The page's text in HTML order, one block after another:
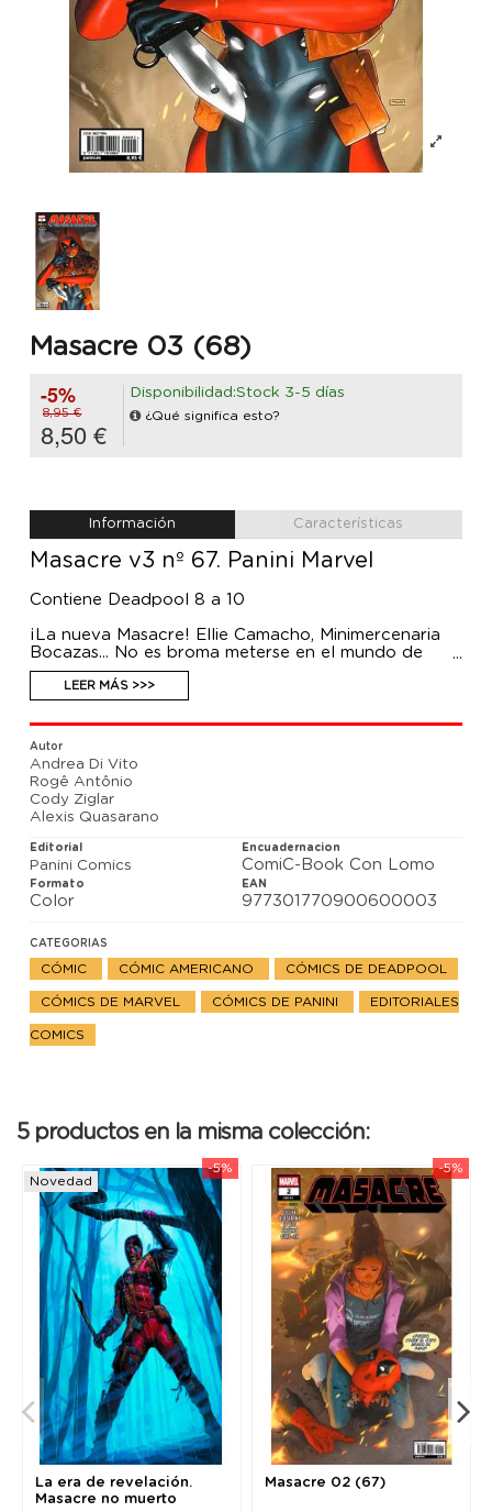
Masacre 03 (68)
-5%
8,95 €
8,50 €
Disponibilidad:Stock 3-5 días
¿Qué significa esto?
Información Características
Masacre v3 nº 67. Panini Marvel
Contiene Deadpool 8 a 10
¡La nueva Masacre! Ellie Camacho, Minimercenaria
Bocazas... No es broma meterse en el mundo de
Wade, pero Ellie y Princesa van a repartir estopa de
la buena y hacerse un nombre por ellas mismas,
ahora que el Masacre original está fuera de juego.
LEER MÁS >>>
Autor
Andrea Di Vito
Rogê Antônio
Cody Ziglar
Alexis Quasarano
Editorial
Panini Comics
Encuadernacion
ComiC-Book Con Lomo
Formato
Color
EAN
977301770900600003
CATEGORIAS
CÓMIC CÓMIC AMERICANO CÓMICS DE DEADPOOL
CÓMICS DE MARVEL CÓMICS DE PANINI EDITORIALES
COMICS
5 productos en la misma colección:
-5%
Novedad
La era de revelación.
Masacre no muerto
-5%
Masacre 02 (67)